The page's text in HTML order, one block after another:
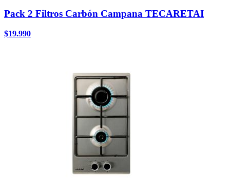
Pack 2 Filtros Carbón Campana TECARETAI
$19.990